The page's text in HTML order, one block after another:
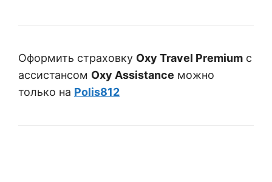
Оформить страховку Oxy Travel Premium с
ассистансом Oxy Assistance можно
только на Polis812